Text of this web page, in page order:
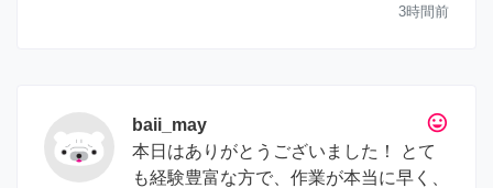
3時間前
tag_faces
baii_may
本日はありがとうございました！ とて
も経験豊富な方で、作業が本当に早く、